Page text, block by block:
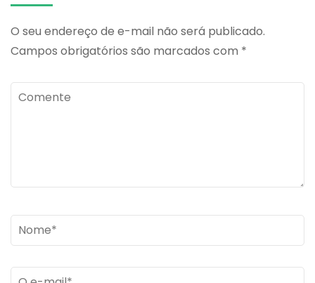
O seu endereço de e-mail não será publicado.
Campos obrigatórios são marcados com *
Comente
Name*
Email *